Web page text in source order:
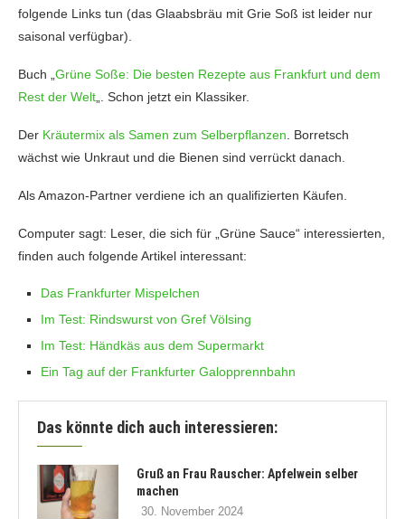
folgende Links tun (das Glaabsbräu mit Grie Soß ist leider nur
saisonal verfügbar).
Buch „ Grüne Soße: Die besten Rezepte aus Frankfurt und dem
Rest der Welt „. Schon jetzt ein Klassiker.
Der Kräutermix als Samen zum Selberpflanzen . Borretsch
wächst wie Unkraut und die Bienen sind verrückt danach.
Als Amazon-Partner verdiene ich an qualifizierten Käufen.
Computer sagt: Leser, die sich für „Grüne Sauce“ interessierten,
finden auch folgende Artikel interessant:
Das Frankfurter Mispelchen
Im Test: Rindswurst von Gref Völsing
Im Test: Händkäs aus dem Supermarkt
Ein Tag auf der Frankfurter Galopprennbahn
Das könnte dich auch interessieren:
Gruß an Frau Rauscher: Apfelwein selber
machen
30. November 2024